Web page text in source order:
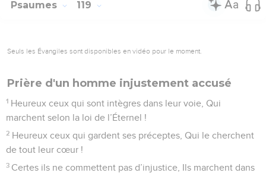
Psaumes 119
Seuls les Évangiles sont disponibles en vidéo pour le moment.
Prière d'un homme injustement accusé
1 Heureux ceux qui sont intègres dans leur voie, Qui
marchent selon la loi de l’Éternel !
2 Heureux ceux qui gardent ses préceptes, Qui le cherchent
de tout leur cœur !
3 Certes ils ne commettent pas d’injustice, Ils marchent dans